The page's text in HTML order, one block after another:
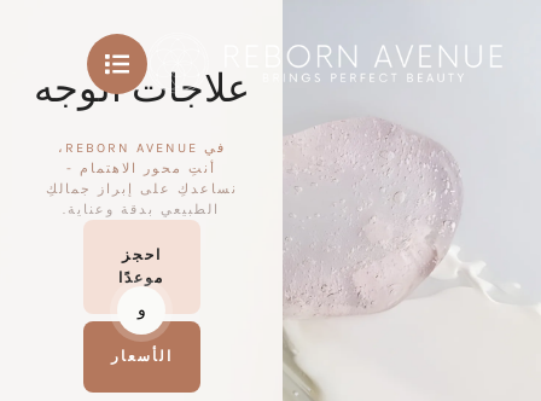
علاجات الوجه
في REBORN AVENUE،
أنتِ محور الاهتمام -
نساعدكِ على إبراز جمالكِ
الطبيعي بدقة وعناية.
احجز
موعدًا
و
الأسعار